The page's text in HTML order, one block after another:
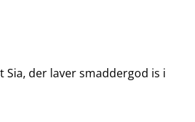
der laver smaddergod is i